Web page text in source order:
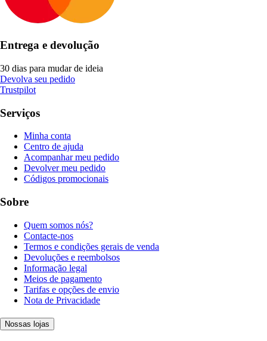
Entrega e devolução
30 dias para mudar de ideia
Devolva seu pedido
Trustpilot
Serviços
Minha conta
Centro de ajuda
Acompanhar meu pedido
Devolver meu pedido
Códigos promocionais
Sobre
Quem somos nós?
Contacte-nos
Termos e condições gerais de venda
Devoluções e reembolsos
Informação legal
Meios de pagamento
Tarifas e opções de envio
Nota de Privacidade
Nossas lojas